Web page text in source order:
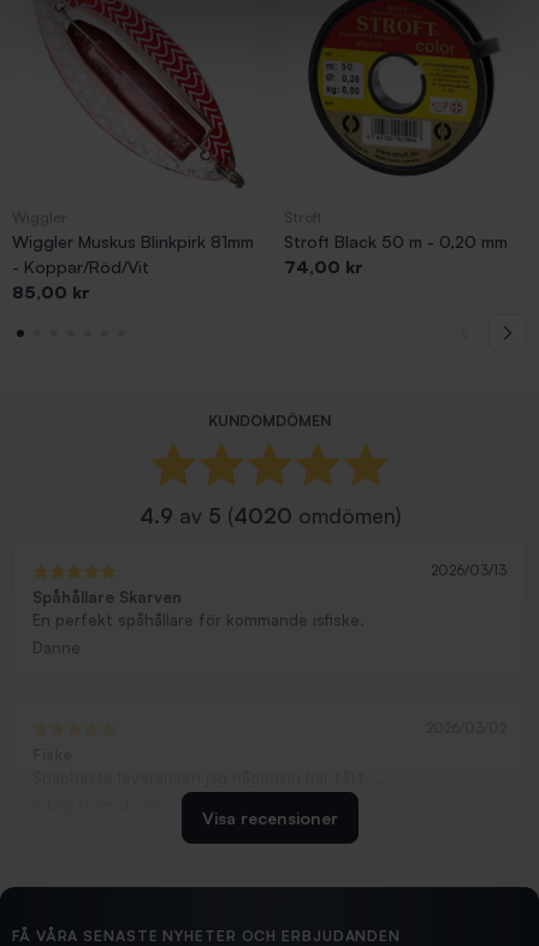
Wiggler Muskus Blinkpirk 81mm
- Koppar/Röd/Vit
Pris
85,00 kr
Stroft Black 50 m - 0,20 mm
Pris
74,00 kr
KUNDOMDÖMEN
4.9 av 5 (4020 omdömen)
2026/03/13
Spåhållare Skarven
En perfekt spåhållare för kommande isfiske.
Danne
2026/02/19
Hittade exakt vad jag behövde. Snabb och bra...
Visa recensioner
FÅ VÅRA SENASTE NYHETER OCH ERBJUDANDEN